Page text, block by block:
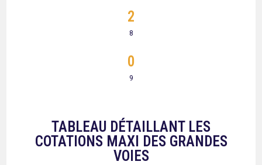
8
2
9
0
TABLEAU DÉTAILLANT LES
COTATIONS MAXI DES GRANDES
VOIES